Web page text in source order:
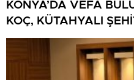
KONYA’DA VEFA
KOÇ, KÜTAHYALI
GAZİLERİ AĞIRLADI